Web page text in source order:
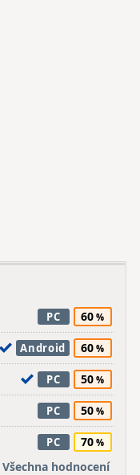
PC 60
Android 60
PC 50
PC 50
PC
70
Všechna hodnocení